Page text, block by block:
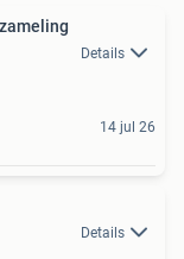
Details
14 jul 26
Details